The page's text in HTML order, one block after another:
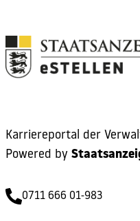
Karriereportal der
Powered by
0711 666 01-983